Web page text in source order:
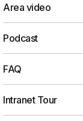
Area video
Podcast
FAQ
Intranet Tour